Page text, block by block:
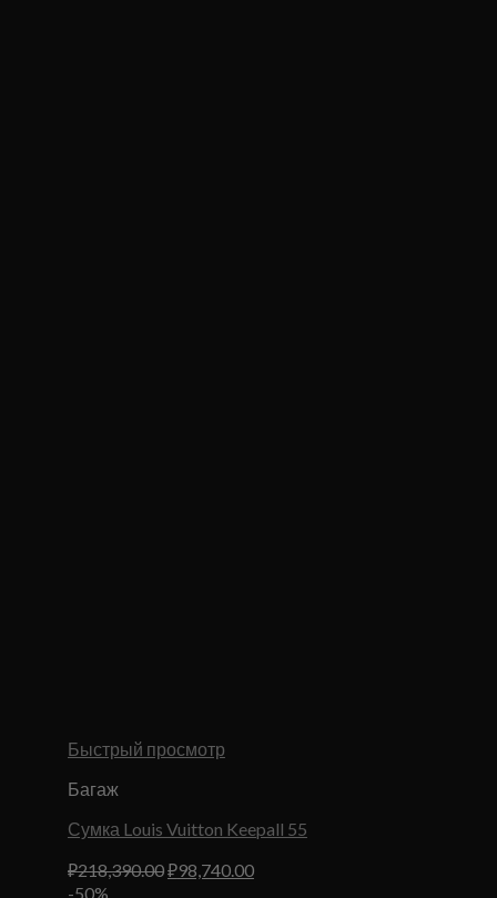
Быстрый просмотр
Багаж
Сумка Louis Vuitton Keepall 55
₽218,390.00Первоначальная
₽98,740.00Текущая
-50%